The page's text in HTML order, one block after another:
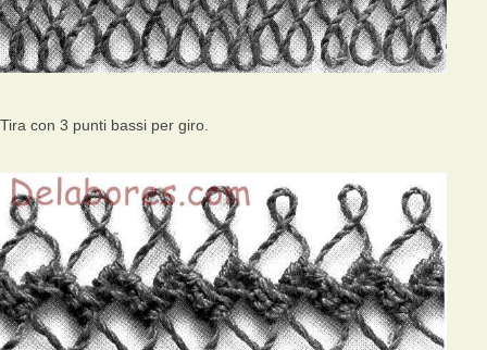
Tira con 3 punti bassi per giro.